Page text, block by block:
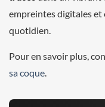
empreintes digitales et
quotidien.
Pour en savoir plus,
sa coque